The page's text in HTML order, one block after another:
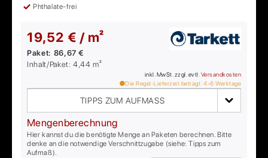
Phthalate-frei
19,52 € / m²
Paket: 86,67 €
Inhalt/Paket:4,44 m²
inkl. MwSt. zzgl. evtl. Versandkosten
Die Regel-Lieferzeit beträgt: 4-6 Werktage
TIPPS ZUM AUFMASS
Mengenberechnung
Hier kannst du die benötigte Menge an Paketen berechnen. Bitte
denke an die notwendige Verschnittzugabe (siehe: Tipps zum
Aufmaß).